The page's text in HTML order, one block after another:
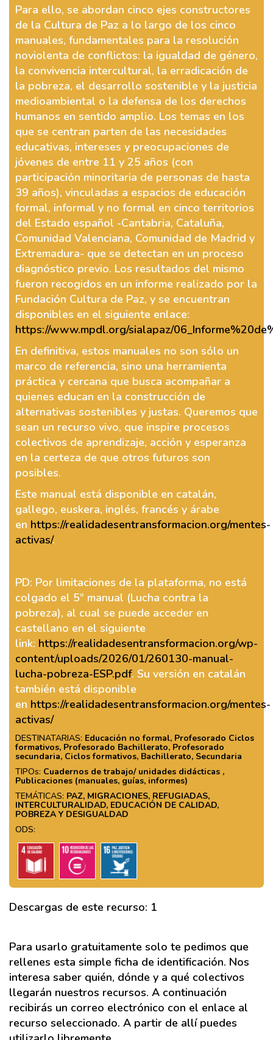
Para ello, se abordan cinco ejes constructores
de la Cultura de Paz a lo largo de los cinco
manuales, fundamentales para la resolución
noviolenta de conflictos: la igualdad de género,
la convivencia intercultural, la erradicación de
la pobreza, el desarrollo sostenible y la justicia
medioambiental o la defensa de los derechos
humanos en sentido amplio. Los temas en los
que se centran parten de las necesidades
educativas, intereses y preocupaciones de
jóvenes de entre 11 y 25 años (con
participación minoritaria de personas de hasta
39 años), vinculadas a espacios de educación
formal, informal y no formal en cinco territorios
del Estado español -Cantabria, Cataluña,
Comunidad Valenciana, Comunidad de Madrid y
Extremadura- que se detectan en un proceso
diagnóstico previo. Los resultados del mismo
fueron recogidos en un informe realizado por la
Fundación Cultura de Paz, y se encuentran
disponibles en el siguiente enlace:
https://www.mpdl.org/sialapaz/
En definitiva, estos manuales no son sólo un
marco de referencia, sino una herramienta
práctica y cercana que busca acompañar a
quienes educan en la construcción de
alternativas sostenibles y justas. Queremos que
sean un recurso vivo, que inspire procesos
colectivos de aprendizaje, acción y esperanza
en la certeza de que otros futuros son
posibles.
Este manual está disponible en catalán,
gallego, euskera, inglés, francés y árabe
en https://realidadesentransformacion.org/mentes-
activas/.
PD: Por limitaciones de la plataforma, no está
colgado el 5º manual (Lucha contra la
pobreza), al cual se puede acceder en
castellano en el siguiente
link: https://realidadesentransformacion.org/wp-
content/uploads/2026/01/260130-manual-
lucha-pobreza-ESP.pdf. Su versión en catalán
también está disponible
en https://realidadesentransformacion.org/mentes-
activas/
DESTINATARIAS: Educación no formal, Profesorado Ciclos
formativos, Profesorado Bachillerato, Profesorado
secundaria, Ciclos formativos, Bachillerato, Secundaria
TIPOs: Cuadernos de trabajo/ unidades didácticas ,
Publicaciones (manuales, guías, informes)
TEMÁTICAS: PAZ, MIGRACIONES, REFUGIADAS,
INTERCULTURALIDAD, EDUCACIÓN DE CALIDAD,
POBREZA Y DESIGUALDAD
ODS:
Descargas de este recurso: 1
Para usarlo gratuitamente solo te pedimos que
rellenes esta simple ficha de identificación. Nos
interesa saber quién, dónde y a qué colectivos
llegarán nuestros recursos. A continuación
recibirás un correo electrónico con el enlace al
recurso seleccionado. A partir de allí puedes